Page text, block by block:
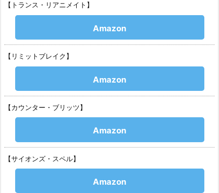
【トランス・リアニメイト】
Amazon
【リミットブレイク】
Amazon
【カウンター・ブリッツ】
Amazon
【サイオンズ・スペル】
Amazon